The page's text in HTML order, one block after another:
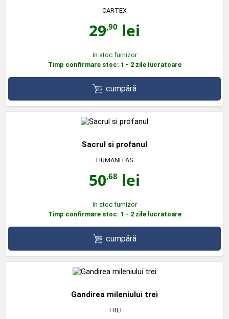
CARTEX
29,90 lei
In stoc furnizor
Timp confirmare stoc: 1 - 2 zile lucratoare
cumpără
Sacrul si profanul
HUMANITAS
50,68 lei
In stoc furnizor
Timp confirmare stoc: 1 - 2 zile lucratoare
cumpără
Gandirea mileniului trei
TREI